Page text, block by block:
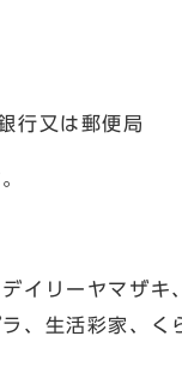
行又は郵便局
イリーヤマザ
、生活彩家、